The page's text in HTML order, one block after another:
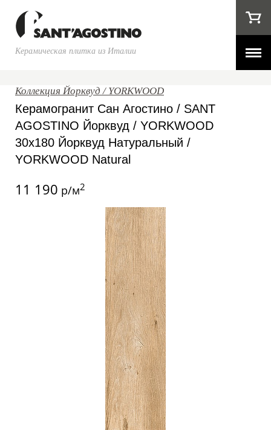
Керамическая плитка из Италии
Коллекция Йорквуд / YORKWOOD
Керамогранит Сан Агостино / SANT
AGOSTINO Йорквуд / YORKWOOD
30x180 Йорквуд Натуральный /
YORKWOOD Natural
11 190 р/м2